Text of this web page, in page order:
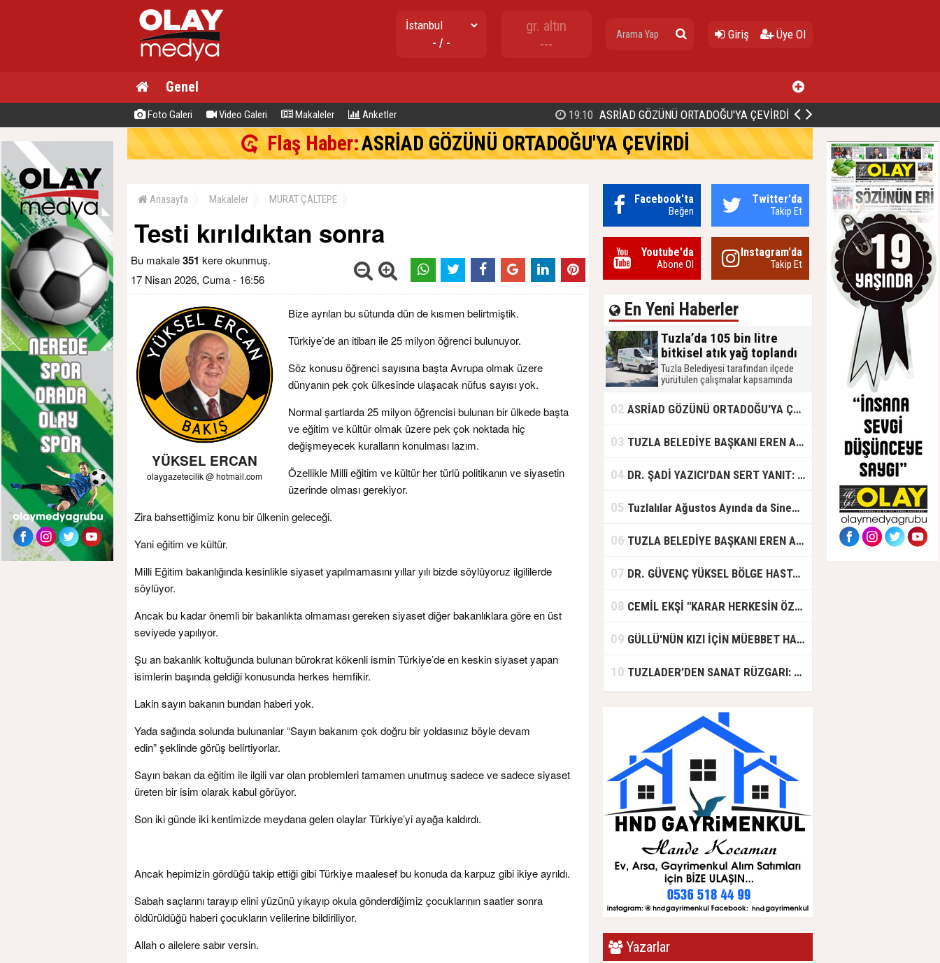
- / -
gr. altın
---
Giriş Üye Ol
Genel
Foto Galeri Video Galeri Makaleler Anketler 19:10 ASRİAD GÖZÜNÜ ORTADOĞU'YA ÇEVİRDİ
Flaş Haber:ASRİAD GÖZÜNÜ ORTADOĞU'YA ÇEVİRDİ
Anasayfa Makaleler MURAT ÇALTEPE
Testi kırıldıktan sonra
Bu makale351 kere okunmuş.
17 Nisan 2026, Cuma - 16:56
YÜKSEL ERCAN
olaygazetecilik @ hotmail.com
Bize ayrılan bu sütunda dün de kısmen belirtmiştik.
Türkiye’de an itibarı ile 25 milyon öğrenci bulunuyor.
Söz konusu öğrenci sayısına başta Avrupa olmak üzere
dünyanın pek çok ülkesinde ulaşacak nüfus sayısı yok.
Normal şartlarda 25 milyon öğrencisi bulunan bir ülkede başta
ve eğitim ve kültür olmak üzere pek çok noktada hiç
değişmeyecek kuralların konulması lazım.
Özellikle Milli eğitim ve kültür her türlü politikanın ve siyasetin
üzerinde olması gerekiyor.
Zira bahsettiğimiz konu bir ülkenin geleceği.
Yani eğitim ve kültür.
Milli Eğitim bakanlığında kesinlikle siyaset yapılmamasını yıllar yılı bizde söylüyoruz ilgililerde
söylüyor.
Ancak bu kadar önemli bir bakanlıkta olmaması gereken siyaset diğer bakanlıklara göre en üst
seviyede yapılıyor.
Şu an bakanlık koltuğunda bulunan bürokrat kökenli ismin Türkiye’de en keskin siyaset yapan
isimlerin başında geldiği konusunda herkes hemfikir.
Lakin sayın bakanın bundan haberi yok.
Yada sağında solunda bulunanlar “Sayın bakanım çok doğru bir yoldasınız böyle devam
edin” şeklinde görüş belirtiyorlar.
Sayın bakan da eğitim ile ilgili var olan problemleri tamamen unutmuş sadece ve sadece siyaset
üreten bir isim olarak kabul görüyor.
Son iki günde iki kentimizde meydana gelen olaylar Türkiye’yi ayağa kaldırdı.
Ancak hepimizin gördüğü takip ettiği gibi Türkiye maalesef bu konuda da karpuz gibi ikiye ayrıldı.
Sabah saçlarını tarayıp elini yüzünü yıkayıp okula gönderdiğimiz çocuklarının saatler sonra
öldürüldüğü haberi çocukların velilerine bildiriliyor.
Allah o ailelere sabır versin.
Facebook'ta
Beğen
Twitter'da
Takip Et
Youtube'da
Abone Ol
Instagram'da
Takip Et
En Yeni Haberler
Tuzla’da 105 bin litre
bitkisel atık yağ toplandı
Tuzla Belediyesi tarafından ilçede
yürütülen çalışmalar kapsamında
yağ toplandı. Muhtarlık, okul, mahalle
merkezi, mobil atık getirme merkezi,
yağlar, biodizel üretiminde
kullanılmak üzere geri dönüşüme
02 ASRİAD GÖZÜNÜ ORTADOĞU'YA ÇEVİRDİ
03 TUZLA BELEDİYE BAŞKANI EREN ALİ BİNGÖL’DEN İBB’YE SORULAR: "O ZAMAN NEDEN GÖRMEDİNİZ?
04 DR. ŞADİ YAZICI’DAN SERT YANIT: "TUZLA’YA YÖNELİK KİN VE HIRSIN TUTARSIZLIKLAR MANZUMESİ"
05 Tuzlalılar Ağustos Ayında da Sinemaya Doyacak
06 TUZLA BELEDİYE BAŞKANI EREN ALİ BİNGÖL'DEN İBB BAŞKAN VEKİLİ NURİ ASLAN'A SERT CEVAP
07 DR. GÜVENÇ YÜKSEL BÖLGE HASTANESİ'NDE ÇALIŞMAYA BAŞLADI
08 CEMİL EKŞİ "KARAR HERKESİN ÖZGÜRLÜĞÜ"
09 GÜLLÜ'NÜN KIZI İÇİN MÜEBBET HAPİS CEZASI İSTENDİ!
10 TUZLADER’DEN SANAT RÜZGARI: ŞARKILAR TUZLA İÇİN SÖYLENDİ
Yazarlar